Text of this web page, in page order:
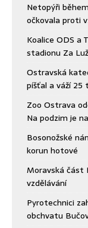
Netopýři
očkovala proti
Koalice ODS a
stadionu Za
Ostravská
píšťal a váží 25
Zoo Ostrava
Na podzim je
Bosonožské
korun hotové
Moravská část
vzdělávání
Pyrotechnici
obchvatu